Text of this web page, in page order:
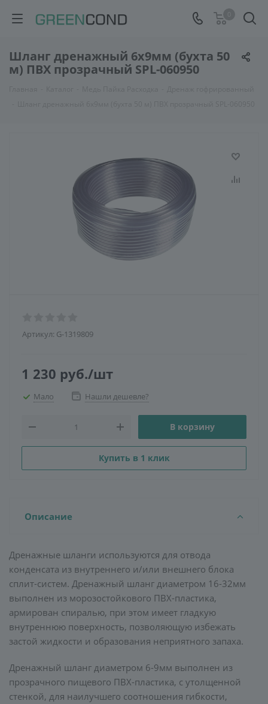
Шланг дренажный 6x9мм (бухта 50
м) ПВХ прозрачный SPL-060950
Артикул: G-1319809
1 230 руб./шт
Мало Нашли дешевле?
В корзину
Купить в 1 клик
Описание
Дренажные шланги используются для отвода
конденсата из внутреннего и/или внешнего блока
сплит-систем. Дренажный шланг диаметром 16-32мм
выполнен из морозостойкового ПВХ-пластика,
армирован спиралью, при этом имеет гладкую
внутреннюю поверхность, позволяющую избежать
застой жидкости и образования неприятного запаха.
Дренажный шланг диаметром 6-9мм выполнен из
прозрачного пищевого ПВХ-пластика, с утолщенной
стенкой, для наилучшего соотношения гибкости,